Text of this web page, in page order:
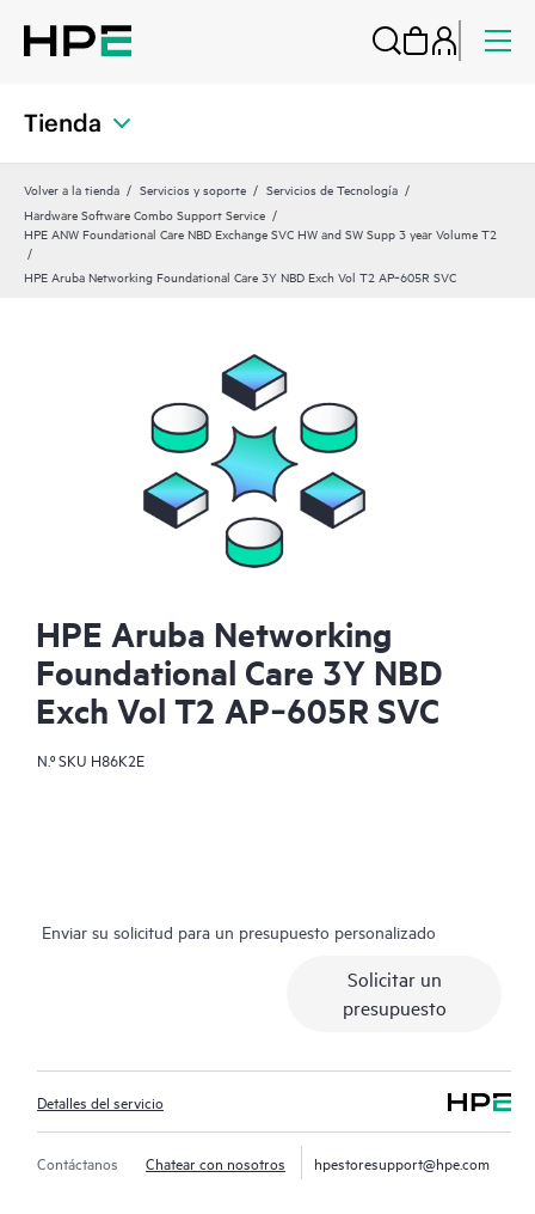
Tienda
Volver a la tienda Servicios y soporte
Servicios de Tecnología
Hardware Software Combo Support Service
HPE ANW Foundational Care NBD Exchange SVC HW and SW Supp 3 year Volume T2
HPE Aruba Networking Foundational Care 3Y NBD Exch Vol T2 AP‑605R SVC
HPE Aruba Networking
Foundational Care 3Y NBD
Exch Vol T2 AP‑605R SVC
N.º SKU H86K2E
Enviar su solicitud para un presupuesto personalizado
Solicitar un
presupuesto
Detalles del servicio
Contáctanos Chatear con nosotros hpestoresupport@hpe.com